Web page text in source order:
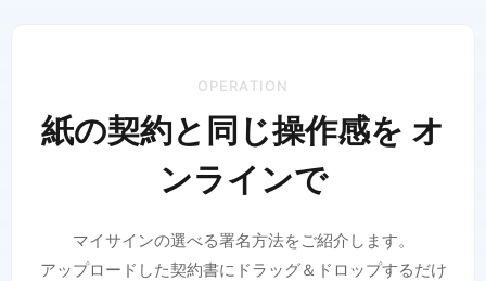
OPERATION
紙の契約と同じ操作感を オ
ンラインで
マイサインの選べる署名方法をご紹介します。
アップロードした契約書にドラッグ＆ドロップするだけ